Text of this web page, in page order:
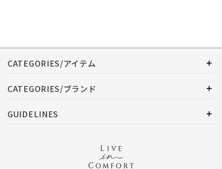
CATEGORIES/アイテム
CATEGORIES/ブランド
GUIDELINES